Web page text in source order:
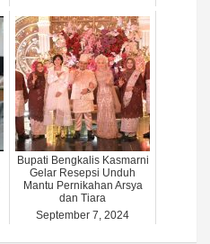
Bupati Bengkalis Kasmarni
Gelar Resepsi Unduh
Mantu Pernikahan Arsya
dan Tiara
September 7, 2024